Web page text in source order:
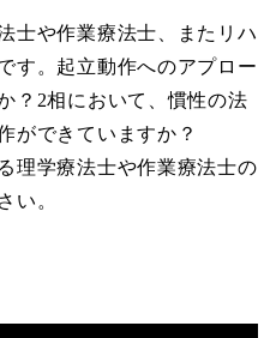
士や作業療法士、またリハ
す。起立動作へのアプロー
？2相において、慣性の法
ができていますか？
理学療法士や作業療法士の
い。